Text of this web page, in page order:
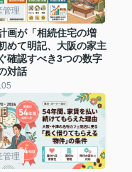
管理
画が「相続住宅の増
めて明記、大阪の家主
確認すべき3つの数字
対話
管理